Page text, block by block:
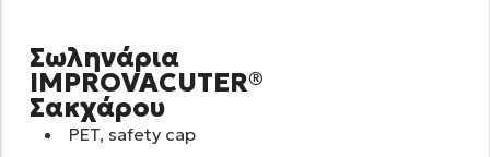
Σωληνάρια
IMPROVACUTER®
Σακχάρου
PET, safety cap